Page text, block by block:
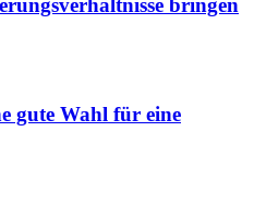
bringen
gute Wahl für eine